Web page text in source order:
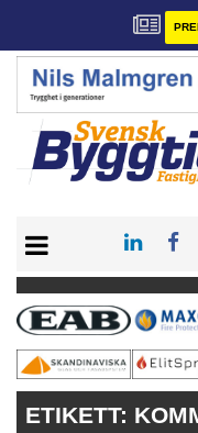
PRENUMERERA
VÅRA ANDRA
ANNONSERA
KONTAKT
ETIKETT: